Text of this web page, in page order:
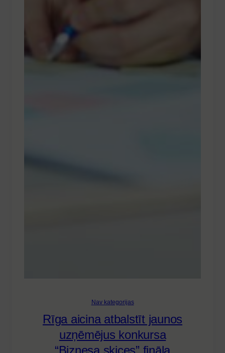
Nav kategorijas
Rīga aicina atbalstīt jaunos
uzņēmējus konkursa
“Biznesa skices” fināla